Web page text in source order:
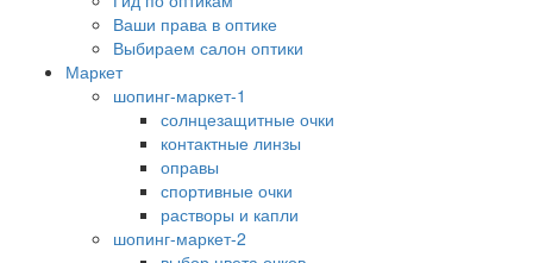
Ваши права в оптике
Выбираем салон оптики
Маркет
шопинг-маркет-1
солнцезащитные очки
контактные линзы
оправы
спортивные очки
растворы и капли
шопинг-маркет-2